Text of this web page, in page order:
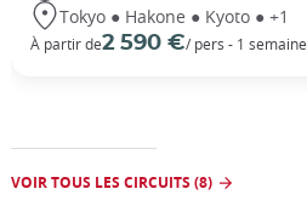
Tokyo ● Hakone ● Kyoto ● +1
À partir de2 590 €/ pers - 1 semaine
VOIR TOUS LES CIRCUITS (8)